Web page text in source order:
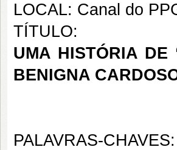
LOCAL: Canal do
TÍTULO:
UMA HISTÓRIA DE
BENIGNA
PALAVRAS-CHAVES: